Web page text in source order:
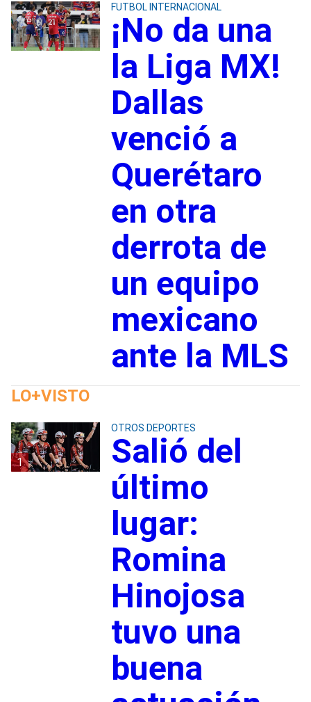
FUTBOL INTERNACIONAL
¡No da una
la Liga MX!
Dallas
venció a
Querétaro
en otra
derrota de
un equipo
mexicano
ante la MLS
LO+VISTO
1
OTROS DEPORTES
Salió del
último
lugar:
Romina
Hinojosa
tuvo una
buena